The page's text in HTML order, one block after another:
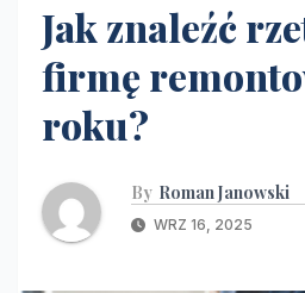
Jak znaleźć
firmę
roku?
By Roman Janowski
WRZ 16, 2025